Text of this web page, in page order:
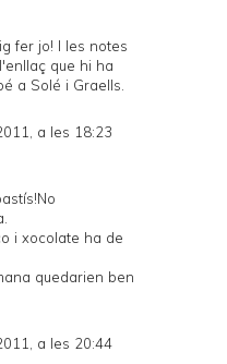
fer jo! I les notes
que hi ha
a Solé i Graells.
a les 18:23
i xocolate ha de
quedarien ben
a les 20:44